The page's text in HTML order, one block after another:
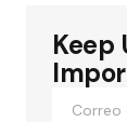
Keep